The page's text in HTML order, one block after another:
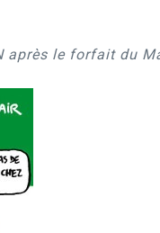
après le forfait du